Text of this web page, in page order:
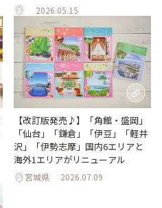
2026.05.15
【改訂版発売♪】「角館・盛岡」
「仙台」「鎌倉」「伊豆」「軽井
沢」「伊勢志摩」国内6エリアと
海外1エリアがリニューアル
宮城県 2026.07.09